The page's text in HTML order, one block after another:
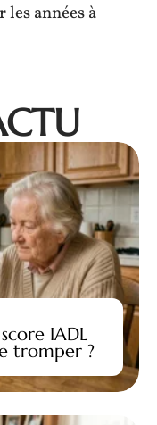
années à
IADL
tromper ?